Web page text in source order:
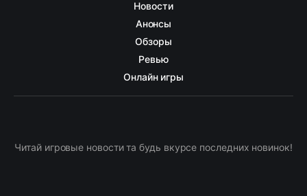
Новости
Анонсы
Обзоры
Ревью
Онлайн игры
Читай игровые новости та будь вкурсе последних новинок!